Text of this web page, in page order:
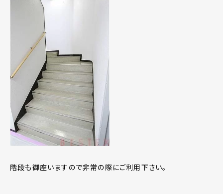
階段も御座いますので非常の際にご利用下さい。